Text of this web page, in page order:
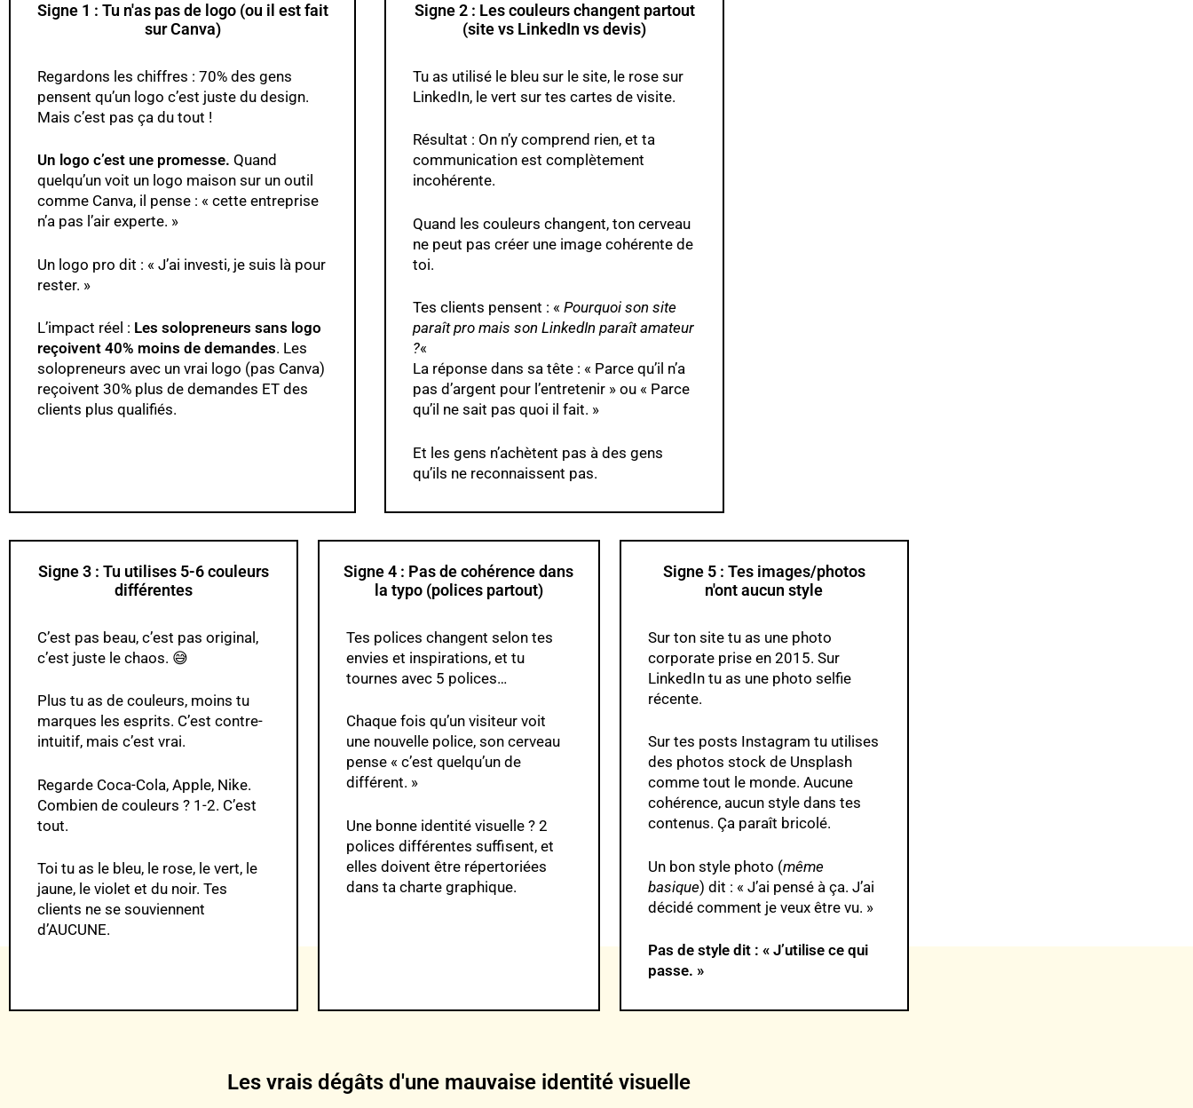
Signe 1 : Tu n'as pas de logo (ou il est fait
sur Canva)
Regardons les chiffres : 70% des gens
pensent qu’un logo c’est juste du design.
Mais c’est pas ça du tout !
Un logo c’est une promesse. Quand
quelqu’un voit un logo maison sur un outil
comme Canva, il pense : « cette entreprise
n’a pas l’air experte. »
Un logo pro dit : « J’ai investi, je suis là pour
rester. »
L’impact réel : Les solopreneurs sans logo
reçoivent 40% moins de demandes. Les
solopreneurs avec un vrai logo (pas Canva)
reçoivent 30% plus de demandes ET des
clients plus qualifiés.
Signe 2 : Les couleurs changent partout
(site vs LinkedIn vs devis)
Tu as utilisé le bleu sur le site, le rose sur
LinkedIn, le vert sur tes cartes de visite.
Résultat : On n’y comprend rien, et ta
communication est complètement
incohérente.
Quand les couleurs changent, ton cerveau
ne peut pas créer une image cohérente de
toi.
Tes clients pensent : « Pourquoi son site
paraît pro mais son LinkedIn paraît amateur
?«
La réponse dans sa tête : « Parce qu’il n’a
pas d’argent pour l’entretenir » ou « Parce
qu’il ne sait pas quoi il fait. »
Et les gens n’achètent pas à des gens
qu’ils ne reconnaissent pas.
Signe 3 : Tu utilises 5-6 couleurs
différentes
C’est pas beau, c’est pas original,
c’est juste le chaos. 😅
Plus tu as de couleurs, moins tu
marques les esprits. C’est contre-
intuitif, mais c’est vrai.
Regarde Coca-Cola, Apple, Nike.
Combien de couleurs ? 1-2. C’est
tout.
Toi tu as le bleu, le rose, le vert, le
jaune, le violet et du noir. Tes
clients ne se souviennent
d’AUCUNE.
Signe 4 : Pas de cohérence dans
la typo (polices partout)
Tes polices changent selon tes
envies et inspirations, et tu
tournes avec 5 polices…
Chaque fois qu’un visiteur voit
une nouvelle police, son cerveau
pense « c’est quelqu’un de
différent. »
Une bonne identité visuelle ? 2
polices différentes suffisent, et
elles doivent être répertoriées
dans ta charte graphique.
Signe 5 : Tes images/photos
n'ont aucun style
Sur ton site tu as une photo
corporate prise en 2015. Sur
LinkedIn tu as une photo selfie
récente.
Sur tes posts Instagram tu utilises
des photos stock de Unsplash
comme tout le monde. Aucune
cohérence, aucun style dans tes
contenus. Ça paraît bricolé.
Un bon style photo (même
basique) dit : « J’ai pensé à ça. J’ai
décidé comment je veux être vu. »
Pas de style dit : « J’utilise ce qui
passe. »
Les vrais dégâts d'une mauvaise identité visuelle